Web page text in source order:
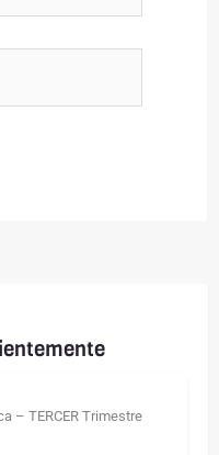
– TERCER Trimestre